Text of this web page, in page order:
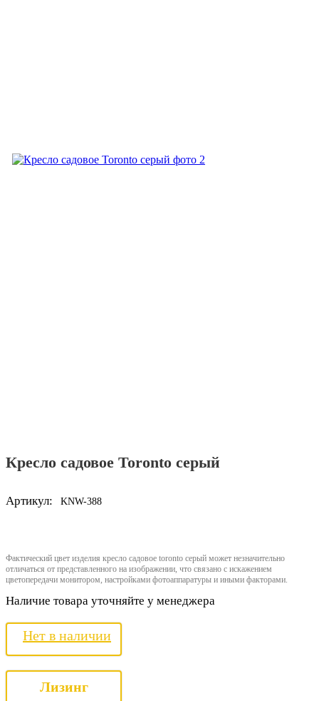
Кресло садовое Toronto серый
Артикул: KNW-388
Фактический цвет изделия кресло садовое toronto серый может незначительно
отличаться от представленного на изображении, что связано с искажением
цветопередачи монитором, настройками фотоаппаратуры и иными факторами.
Наличие товара уточняйте у менеджера
Нет в наличии
Лизинг